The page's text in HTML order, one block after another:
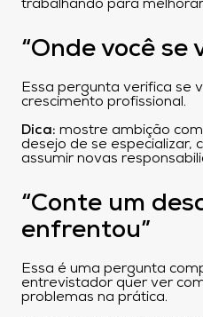
trabalhando para
“Onde você se
Essa pergunta verifica se
crescimento profissional.
Dica: mostre ambição
desejo de se especializar,
assumir novas
“Conte um
enfrentou”
Essa é uma pergunta
entrevistador quer ver
problemas na prática.